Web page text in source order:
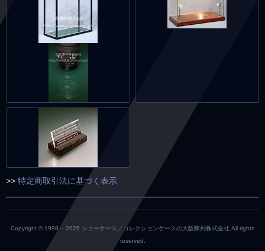
>> 特定商取引法に基づく表示
Copyright © 1998 – 2026 ショーケース／コレクションケースの大阪陳列株式会社 All rights
reserved.